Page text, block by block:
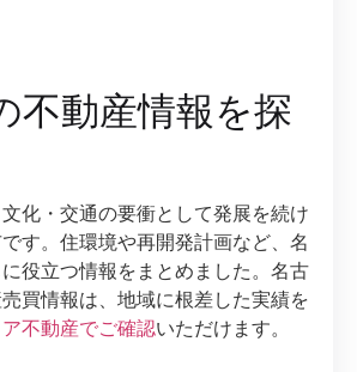
不動産情報を探
化・交通の要衝として発展を続け
す。住環境や再開発計画など、名
役立つ情報をまとめました。名古
買情報は、地域に根差した実績を
不動産でご確認いただけます。